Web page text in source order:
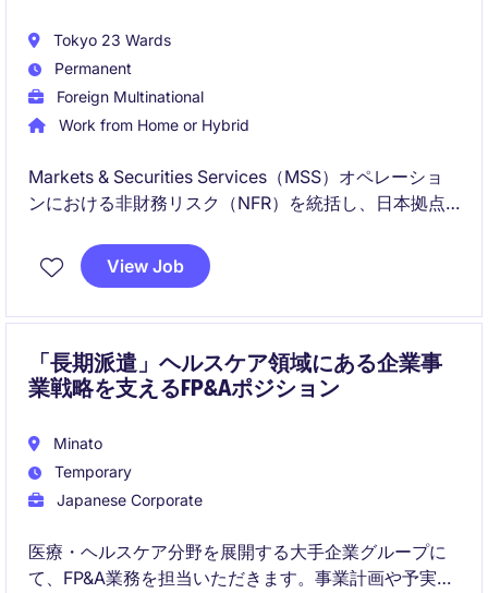
Tokyo 23 Wards
Permanent
Foreign Multinational
Work from Home or Hybrid
Markets & Securities Services（MSS）オペレーショ
ンにおける非財務リスク（NFR）を統括し、日本拠点
APAC・グローバルと連携し、ガバナンス、インシデン
ト対応など、幅広く担うポジションです。
View Job
「長期派遣」ヘルスケア領域にある企業事
業戦略を支えるFP&Aポジション
Minato
Temporary
Japanese Corporate
医療・ヘルスケア分野を展開する大手企業グループに
て、FP&A業務を担当いただきます。事業計画や予実管